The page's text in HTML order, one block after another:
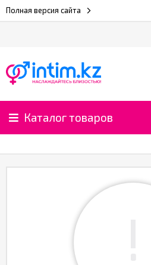
Полная версия сайта
Каталог товаров